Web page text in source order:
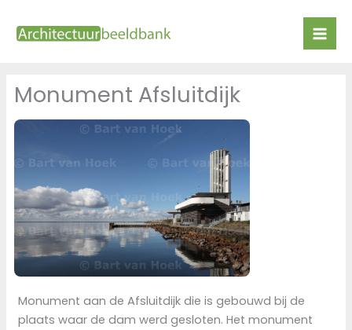
naar
Monument Afsluitdijk
Monument aan de Afsluitdijk die is gebouwd bij de
plaats waar de dam werd gesloten. Het monument